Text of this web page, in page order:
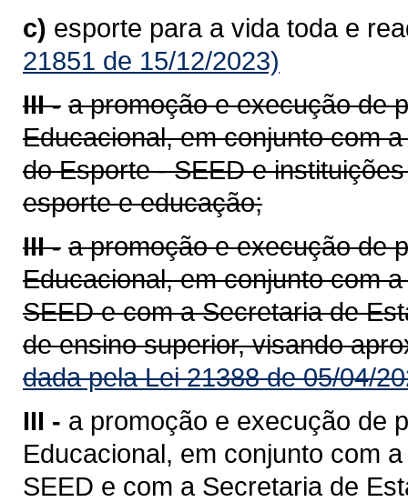
c) esporte para a vida toda e
21851 de 15/12/2023)
III - a promoção e execução de
Educacional, em conjunto com
do Esporte - SEED e
esporte e educação;
III - a promoção e execução de
Educacional, em conjunto com
SEED e com a Secretaria de
de ensino superior, visando
dada pela Lei 21388 de 05/04/
III - a promoção e execução de
Educacional, em conjunto com
SEED e com a Secretaria de